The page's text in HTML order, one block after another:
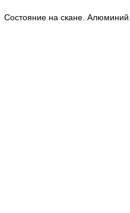
Состояние на скане.